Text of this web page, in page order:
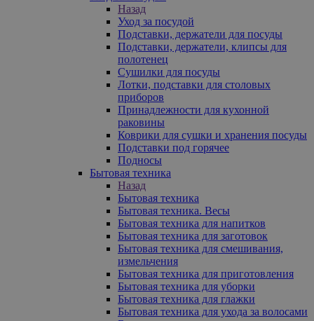
Назад
Уход за посудой
Подставки, держатели для посуды
Подставки, держатели, клипсы для
полотенец
Сушилки для посуды
Лотки, подставки для столовых
приборов
Принадлежности для кухонной
раковины
Коврики для сушки и хранения посуды
Подставки под горячее
Подносы
Бытовая техника
Назад
Бытовая техника
Бытовая техника. Весы
Бытовая техника для напитков
Бытовая техника для заготовок
Бытовая техника для смешивания,
измельчения
Бытовая техника для приготовления
Бытовая техника для уборки
Бытовая техника для глажки
Бытовая техника для ухода за волосами